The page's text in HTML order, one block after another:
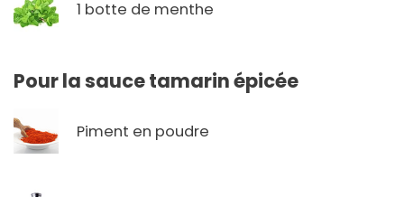
1 botte de menthe
Pour la sauce tamarin épicée
Piment en poudre